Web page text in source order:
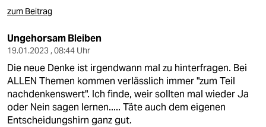
zum Beitrag
Ungehorsam Bleiben
19.01.2023 , 08:44 Uhr
Die neue Denke ist irgendwann mal zu hinterfragen. Bei
ALLEN Themen kommen verlässlich immer "zum Teil
nachdenkenswert". Ich finde, weir sollten mal wieder Ja
oder Nein sagen lernen..... Täte auch dem eigenen
Entscheidungshirn ganz gut.